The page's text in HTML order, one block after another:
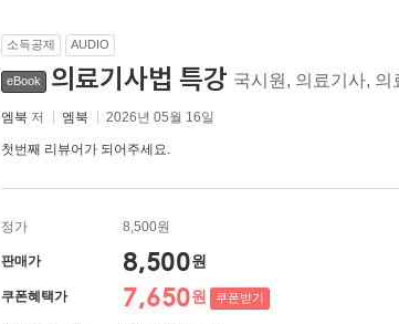
소득공제 AUDIO
eBook 의료기사법 특강 국시원, 의료기사, 의
엠북 저 엠북 2026년 05월 16일
첫번째 리뷰어가 되어주세요.
정가 8,500원
판매가 8,500원
쿠폰혜택가 7,650원 쿠폰받기